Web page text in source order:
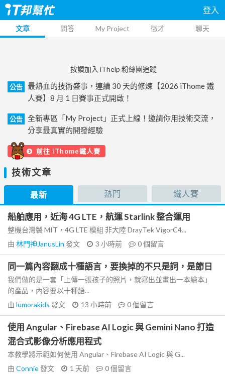
登入
文章 問答 My Project 徵才 聊天
按讚加入 iThelp 粉絲團追蹤
公告
最熱血的技術盛事，連續 30 天的修煉【2026 iThome 鐵
人賽】8 月 1 日賽事正式開啟！
公告
全新專區「My Project」正式上線！邀請你用技術交流，
分享最真實的開發經驗
前往 iThome鐵人賽
技術文章
最新 熱門 鐵人賽
船舶應用，近海 4G LTE，航運 Starlink 整合運用
整機台灣製 MIT，4G LTE 模組 非大陸 DrayTek VigorC4...
由 林門神JanusLin 發文 3 小時前 0個留言
同一篇內容翻成十種語言，要換掉的不只是詞，是節日
我們做的是一套「上傳一張孩子的照片，就寫出並畫出一本繪本」
的產品，內容要以十種語...
由 lumorakids 發文 13 小時前 0個留言
使用 Angular、Firebase AI Logic 與 Gemini Nano 打造
混合式影像分析應用程式
本教學將示範如何使用 Angular、Firebase AI Logic 與 G...
由 Connie發文 1 天前 0個留言